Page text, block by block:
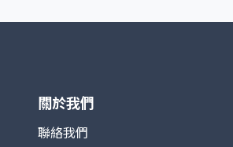
1 月 4 日，基期指數為 100 點
動。 在投資應用上，TAIEX 不僅
主要基準，也是衍生性金融商品
以及各類基金的參考標的。整體
關於我們
聯絡我們